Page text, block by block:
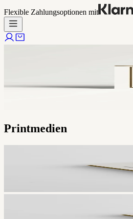
Flexible Zahlungsoptionen mit
Printmedien